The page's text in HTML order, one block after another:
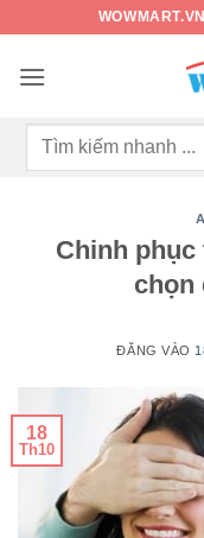
nội
Tìm
Chinh
chọn
ĐĂNG VÀO
18
Th10